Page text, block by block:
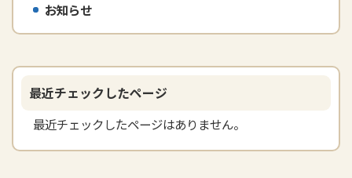
お知らせ
最近チェックしたページ
最近チェックしたページはありません。